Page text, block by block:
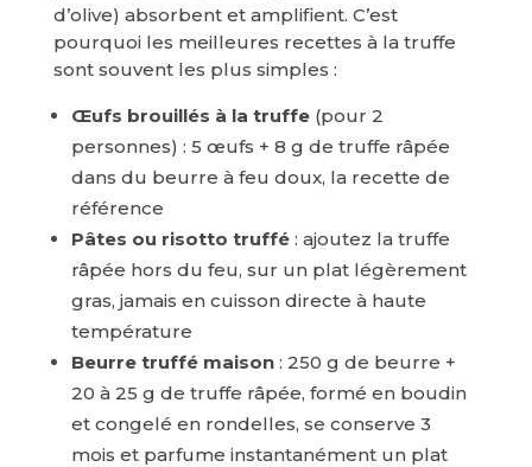
d’olive) absorbent et amplifient. C’est
pourquoi les meilleures recettes à la truffe
sont souvent les plus simples :
Œufs brouillés à la truffe(pour 2
personnes) : 5 œufs + 8 g de truffe râpée
dans du beurre à feu doux, la recette de
référence
Pâtes ou risotto truffé: ajoutez la truffe
râpée hors du feu, sur un plat légèrement
gras, jamais en cuisson directe à haute
température
Beurre truffé maison: 250 g de beurre +
20 à 25 g de truffe râpée, formé en boudin
et congelé en rondelles, se conserve 3
mois et parfume instantanément un plat